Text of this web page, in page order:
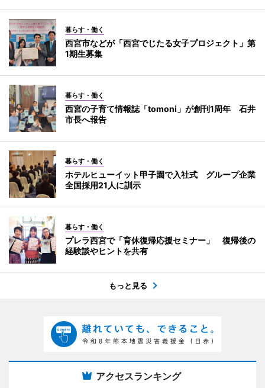
暮らす・働く
西宮市などが「西宮でじたる女子プロジェクト」第
1期生募集
暮らす・働く
西宮の子育て情報誌「tomoni」が創刊1周年 石井
市長へ報告
暮らす・働く
ホテルヒューイット甲子園で入社式 グループ企業
全国採用21人に訓示
暮らす・働く
プレラ西宮で「育休復帰応援セミナー」 復帰後の
経験談やヒントを共有
もっと見る
アクセスランキング